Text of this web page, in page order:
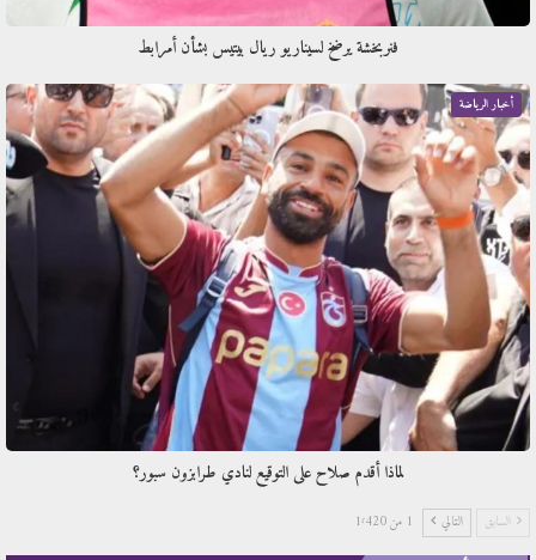
فنربخشة يرضخ لسيناريو ريال بيتيس بشأن أمرابط
أخبار الرياضة
لماذا أقدم صلاح على التوقيع لنادي طرابزون سبور؟
السابق التالي 1 من 1٬420